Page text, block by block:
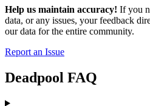
Help us maintain accuracy! If you
data, or any issues, your feedback
our data for the entire community.
Report an Issue
Deadpool FAQ